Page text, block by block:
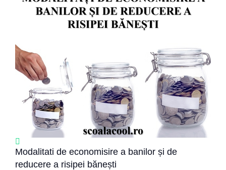
Modalitati de economisire a banilor și de
reducere a risipei bănești